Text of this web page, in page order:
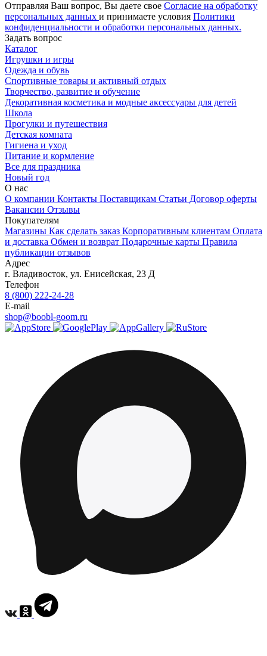
Отправляя Ваш вопрос, Вы даете свое Согласие на обработку
персональных данных и принимаете условия Политики
конфиденциальности и обработки персональных данных.
Задать вопрос
Каталог
Игрушки и игры
Одежда и обувь
Спортивные товары и активный отдых
Творчество, развитие и обучение
Декоративная косметика и модные аксессуары для детей
Школа
Прогулки и путешествия
Детская комната
Гигиена и уход
Питание и кормление
Все для праздника
Новый год
О нас
О компании Контакты Поставщикам Статьи Договор оферты
Вакансии Отзывы
Покупателям
Магазины Как сделать заказ Корпоративным клиентам Оплата
и доставка Обмен и возврат Подарочные карты Правила
публикации отзывов
Адрес
г. Владивосток, ул. Енисейская, 23 Д
Телефон
8 (800) 222-24-28
E-mail
shop@boobl-goom.ru